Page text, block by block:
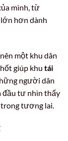
mình, từ
hơn dành
một khu dân
giúp khu tái
người dân
đầu tư nhìn thấy
tương lai.